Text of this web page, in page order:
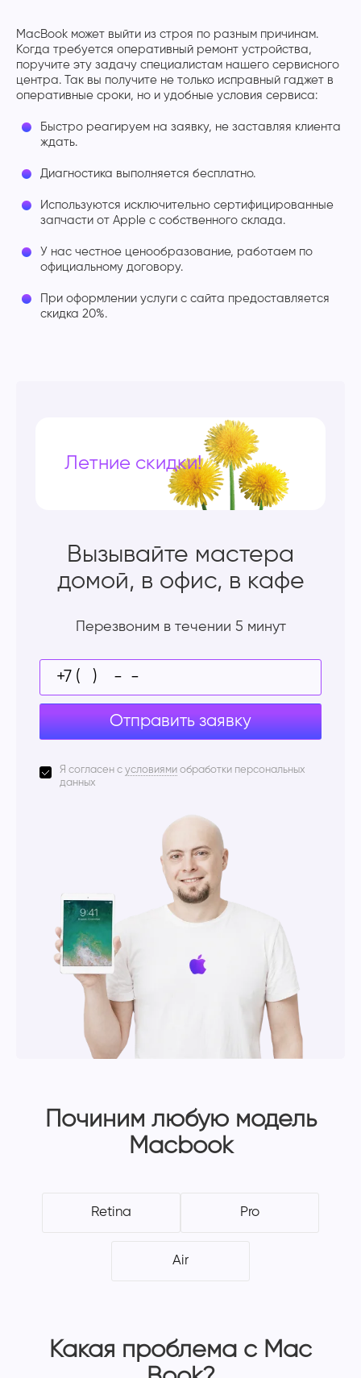
MacBook может выйти из строя по разным причинам.
Когда требуется оперативный ремонт устройства,
поручите эту задачу специалистам нашего сервисного
центра. Так вы получите не только исправный гаджет в
оперативные сроки, но и удобные условия сервиса:
Быстро реагируем на заявку, не заставляя клиента
ждать.
Диагностика выполняется бесплатно.
Используются исключительно сертифицированные
запчасти от Apple с собственного склада.
У нас честное ценообразование, работаем по
официальному договору.
При оформлении услуги с сайта предоставляется
скидка 20%.
Летние скидки!
Вызывайте мастера
домой, в офис, в кафе
Перезвоним в течении 5 минут
Отправить заявку
Я согласен с условиями обработки персональных
данных
Починим любую модель
Macbook
Retina Pro
Air
Какая проблема с Mac